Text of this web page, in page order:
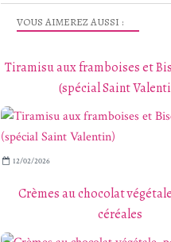
VOUS AIMEREZ AUSSI :
Tiramisu aux framboises et
(spécial Saint
12/02/2026
Crèmes au chocolat
céréales